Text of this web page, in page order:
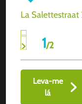
La Salettestraat
1/2
Leva-me
lá